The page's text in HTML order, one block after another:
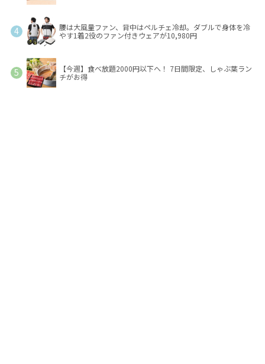
腰は大風量ファン、背中はペルチェ冷却。ダブルで身体を冷
やす1着2役のファン付きウェアが10,980円
【今週】食べ放題2000円以下へ！ 7日間限定、しゃぶ葉ラン
チがお得